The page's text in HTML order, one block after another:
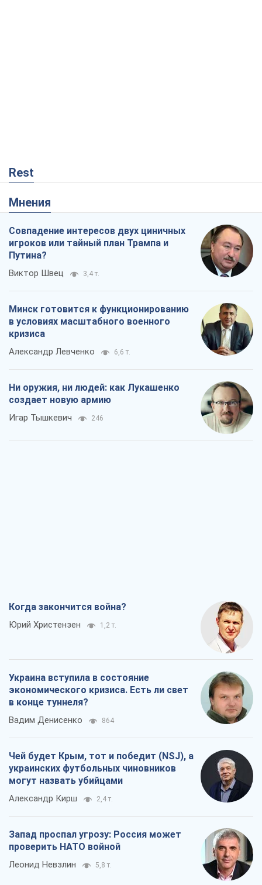
Rest
Мнения
Совпадение интересов двух циничных
игроков или тайный план Трампа и
Путина?
Виктор Швец 3,4 т.
Минск готовится к функционированию
в условиях масштабного военного
кризиса
Александр Левченко 6,6 т.
Ни оружия, ни людей: как Лукашенко
создает новую армию
Игар Тышкевич 246
Когда закончится война?
Юрий Христензен 1,2 т.
Украина вступила в состояние
экономического кризиса. Есть ли свет
в конце туннеля?
Вадим Денисенко 864
Чей будет Крым, тот и победит (NSJ), а
украинских футбольных чиновников
могут назвать убийцами
Александр Кирш 2,4 т.
Запад проспал угрозу: Россия может
проверить НАТО войной
Леонид Невзлин 5,8 т.